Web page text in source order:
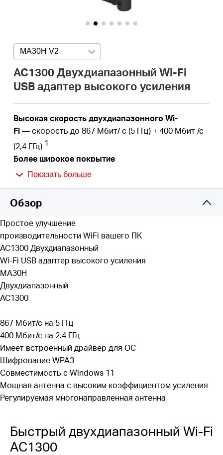
Русский
MA30H V2 Press enter to open version list
AC1300 Двухдиапазонный Wi-Fi
USB адаптер высокого усиления
Высокаяскоростьдвухдиапазонного Wi-
Fi—скорость до 867 Мбит/с (5 ГГц) + 400 Мбит/с
(2,4 ГГц) 1
Более широкое покрытие
сигнала—высокопроизводительная
нужно подключить устройство к
пользоваться.
MU-MIMO—одновременноеобслуживание
нескольких устройств
задержек иперегрузки полосы пропускания
Улучшенная безопасность —
усовершенствование безопасности WPA3
обеспечивает улучшенную защиту персональных
Обратная совместимость —
поддержкастандартов
Совместимость с Windows—Поддерживаемые
операционные системы: Windows 10, 11
Показать больше
Обзор
Простое улучшение
производительности WiFi вашего ПК
AC1300 Двухдиапазонный
Wi-Fi USB адаптер высокого усиления
MA30H
Двухдиапазонный
AC1300
867 Мбит/с на 5 ГГц
400 Мбит/с на 2.4 ГГц
Имеет встроенный драйвер для ОС
Шифрование WPA3
Совместимость с Windows 11
Мощная антенна с высоким коэффициентом усиления
Регулируемая многонаправленная антенна
Быстрый двухдиапазонный Wi-Fi
AC1300